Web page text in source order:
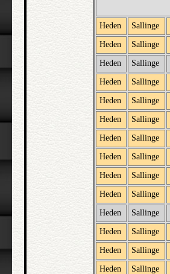
Heden Sallinge
Heden Sallinge
Heden Sallinge
Heden Sallinge
Heden Sallinge
Heden Sallinge
Heden Sallinge
Heden Sallinge
Heden Sallinge
Heden Sallinge
Heden Sallinge
Heden Sallinge
Heden Sallinge
Heden Sallinge